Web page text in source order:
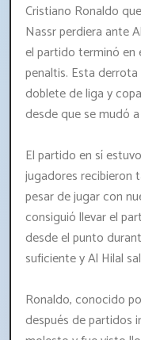
Cristiano Ronaldo
Nassr perdiera ante
el partido terminó en
penaltis. Esta
doblete de liga y
desde que se mudó
El partido en sí
jugadores recibieron
pesar de jugar con
consiguió llevar el
desde el punto
suficiente y Al Hilal
Ronaldo, conocido
después de partidos